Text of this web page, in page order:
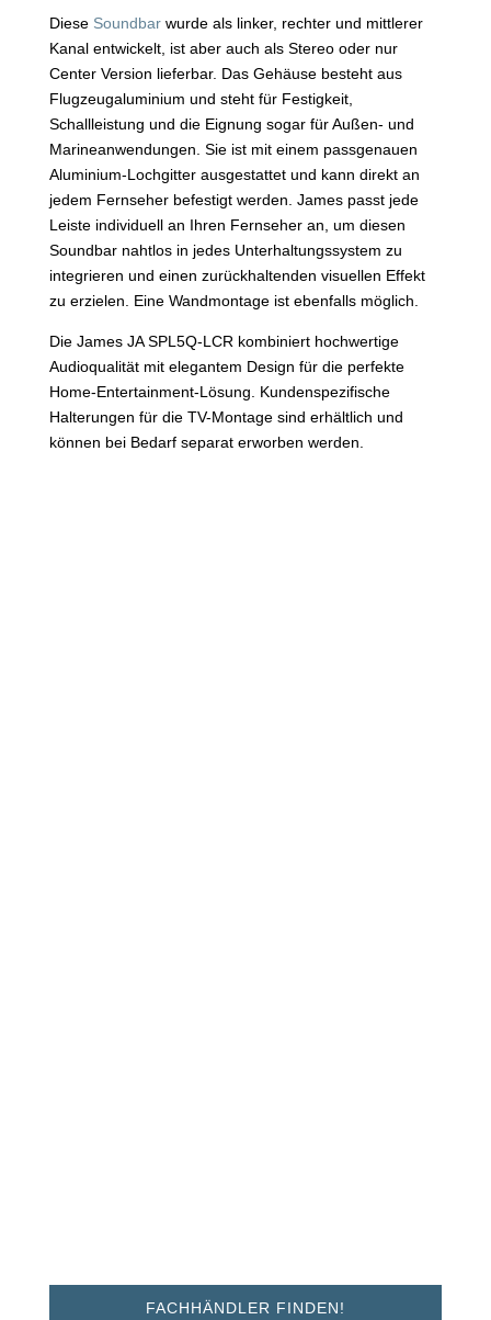
Diese Soundbarwurde als linker, rechter und mittlerer
Kanal entwickelt, ist aber auch als Stereo oder nur
Center Version lieferbar. Das Gehäuse besteht aus
Flugzeugaluminium und steht für Festigkeit,
Schallleistung und die Eignung sogar für Außen- und
Marineanwendungen. Sie ist mit einem passgenauen
Aluminium-Lochgitter ausgestattet und kann direkt an
jedem Fernseher befestigt werden. James passt jede
Leiste individuell an Ihren Fernseher an, um diesen
Soundbar nahtlos in jedes Unterhaltungssystem zu
integrieren und einen zurückhaltenden visuellen Effekt
zu erzielen. Eine Wandmontage ist ebenfalls möglich.
Die James JA SPL5Q-LCR kombiniert hochwertige
Audioqualität mit elegantem Design für die perfekte
Home-Entertainment-Lösung. Kundenspezifische
Halterungen für die TV-Montage sind erhältlich und
können bei Bedarf separat erworben werden.
FACHHÄNDLER FINDEN!